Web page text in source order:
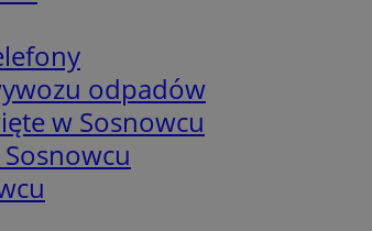
odpadów
w Sosnowcu
Sosnowcu